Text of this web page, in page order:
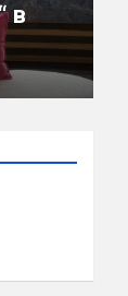
в